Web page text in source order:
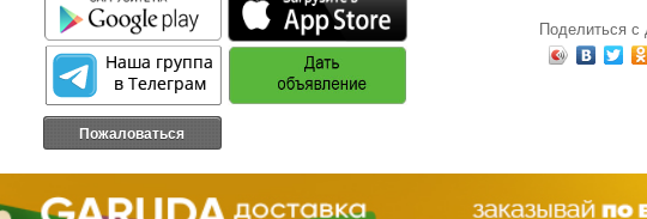
Пожаловаться
Поделиться с